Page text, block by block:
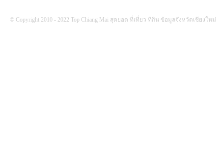
© Copyright 2010 - 2022 Top Chiang Mai สุดยอด ที่เที่ยว ที่กิน ข้อมูลจังหวัดเชียงใหม่